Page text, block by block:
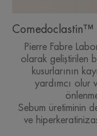
Comedoclastin™
Pierre Fabre
olarak geliştirilen
kusurlarının
yardımcı olur
Sebum üretiminin
ve